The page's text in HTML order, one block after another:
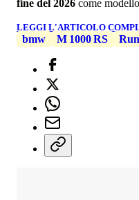
fine del 2026 come
LEGGI L'ARTICOLO
bmw M 1000 RS